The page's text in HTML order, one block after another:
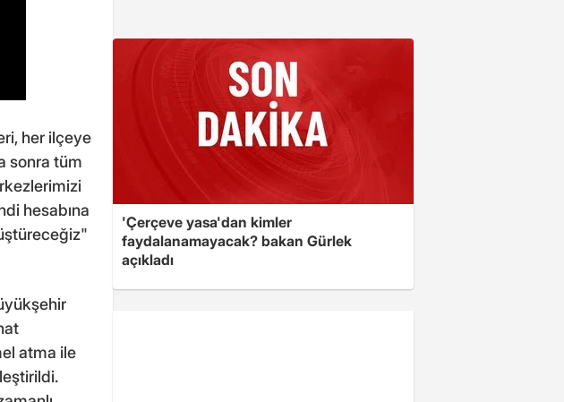
her ilçeye
sonra tüm
hesabına
atma ile
'Çerçeve yasa'dan kimler
faydalanamayacak? bakan Gürlek
açıkladı